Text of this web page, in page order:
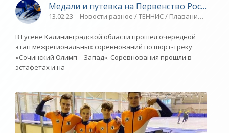
Медали и путевка на Первенство России -
13.02.23 Новости разное / ТЕННИС / Плавание /
В Гусеве Калининградской области прошел очередной
этап межрегиональных соревнований по шорт-треку
«Сочинский Олимп – Запад». Соревнования прошли в
эстафетах и на